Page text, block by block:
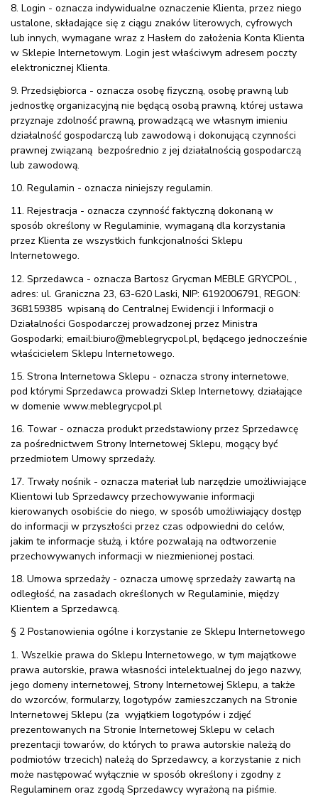
8. Login - oznacza indywidualne oznaczenie Klienta, przez niego
ustalone, składające się z ciągu znaków literowych, cyfrowych
lub innych, wymagane wraz z Hasłem do założenia Konta Klienta
w Sklepie Internetowym. Login jest właściwym adresem poczty
elektronicznej Klienta.
9. Przedsiębiorca - oznacza osobę fizyczną, osobę prawną lub
jednostkę organizacyjną nie będącą osobą prawną, której ustawa
przyznaje zdolność prawną, prowadzącą we własnym imieniu
działalność gospodarczą lub zawodową i dokonującą czynności
prawnej związaną bezpośrednio z jej działalnością gospodarczą
lub zawodową.
10. Regulamin - oznacza niniejszy regulamin.
11. Rejestracja - oznacza czynność faktyczną dokonaną w
sposób określony w Regulaminie, wymaganą dla korzystania
przez Klienta ze wszystkich funkcjonalności Sklepu
Internetowego.
12. Sprzedawca - oznacza Bartosz Grycman MEBLE GRYCPOL ,
adres: ul. Graniczna 23, 63-620 Laski, NIP: 6192006791, REGON:
368159385 wpisaną do Centralnej Ewidencji i Informacji o
Działalności Gospodarczej prowadzonej przez Ministra
Gospodarki; email:biuro@meblegrycpol.pl, będącego jednocześnie
właścicielem Sklepu Internetowego.
15. Strona Internetowa Sklepu - oznacza strony internetowe,
pod którymi Sprzedawca prowadzi Sklep Internetowy, działające
w domenie www.meblegrycpol.pl
16. Towar - oznacza produkt przedstawiony przez Sprzedawcę
za pośrednictwem Strony Internetowej Sklepu, mogący być
przedmiotem Umowy sprzedaży.
17. Trwały nośnik - oznacza materiał lub narzędzie umożliwiające
Klientowi lub Sprzedawcy przechowywanie informacji
kierowanych osobiście do niego, w sposób umożliwiający dostęp
do informacji w przyszłości przez czas odpowiedni do celów,
jakim te informacje służą, i które pozwalają na odtworzenie
przechowywanych informacji w niezmienionej postaci.
18. Umowa sprzedaży - oznacza umowę sprzedaży zawartą na
odległość, na zasadach określonych w Regulaminie, między
Klientem a Sprzedawcą.
§ 2 Postanowienia ogólne i korzystanie ze Sklepu Internetowego
1. Wszelkie prawa do Sklepu Internetowego, w tym majątkowe
prawa autorskie, prawa własności intelektualnej do jego nazwy,
jego domeny internetowej, Strony Internetowej Sklepu, a także
do wzorców, formularzy, logotypów zamieszczanych na Stronie
Internetowej Sklepu (za wyjątkiem logotypów i zdjęć
prezentowanych na Stronie Internetowej Sklepu w celach
prezentacji towarów, do których to prawa autorskie należą do
podmiotów trzecich) należą do Sprzedawcy, a korzystanie z nich
może następować wyłącznie w sposób określony i zgodny z
Regulaminem oraz zgodą Sprzedawcy wyrażoną na piśmie.